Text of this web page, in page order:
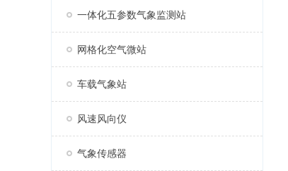
一体化五参数气象监测站
网格化空气微站
车载气象站
风速风向仪
气象传感器